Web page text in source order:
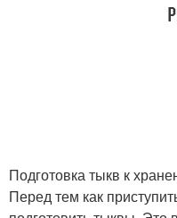
Подготовка тыкв к
Перед тем как